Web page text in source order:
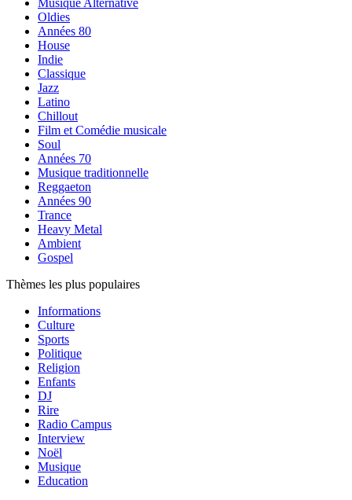
Musique Alternative
Oldies
Années 80
House
Indie
Classique
Jazz
Latino
Chillout
Film et Comédie musicale
Soul
Années 70
Musique traditionnelle
Reggaeton
Années 90
Trance
Heavy Metal
Ambient
Gospel
Thèmes les plus populaires
Informations
Culture
Sports
Politique
Religion
Enfants
DJ
Rire
Radio Campus
Interview
Noël
Musique
Education